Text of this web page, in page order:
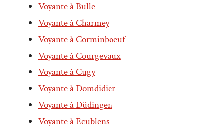
Voyante à Bulle
Voyante à Charmey
Voyante à Corminboeuf
Voyante à Courgevaux
Voyante à Cugy
Voyante à Domdidier
Voyante à Düdingen
Voyante à Ecublens